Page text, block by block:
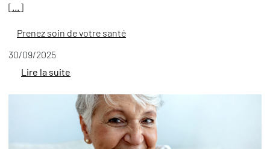
[…]
Prenez soin de votre santé
30/09/2025
Lire la suite